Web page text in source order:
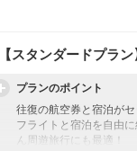
【スタンダードプラ
プランのポイント
往復の航空券と宿泊が
フライトと宿泊を自由
ん周遊旅行にも最適！